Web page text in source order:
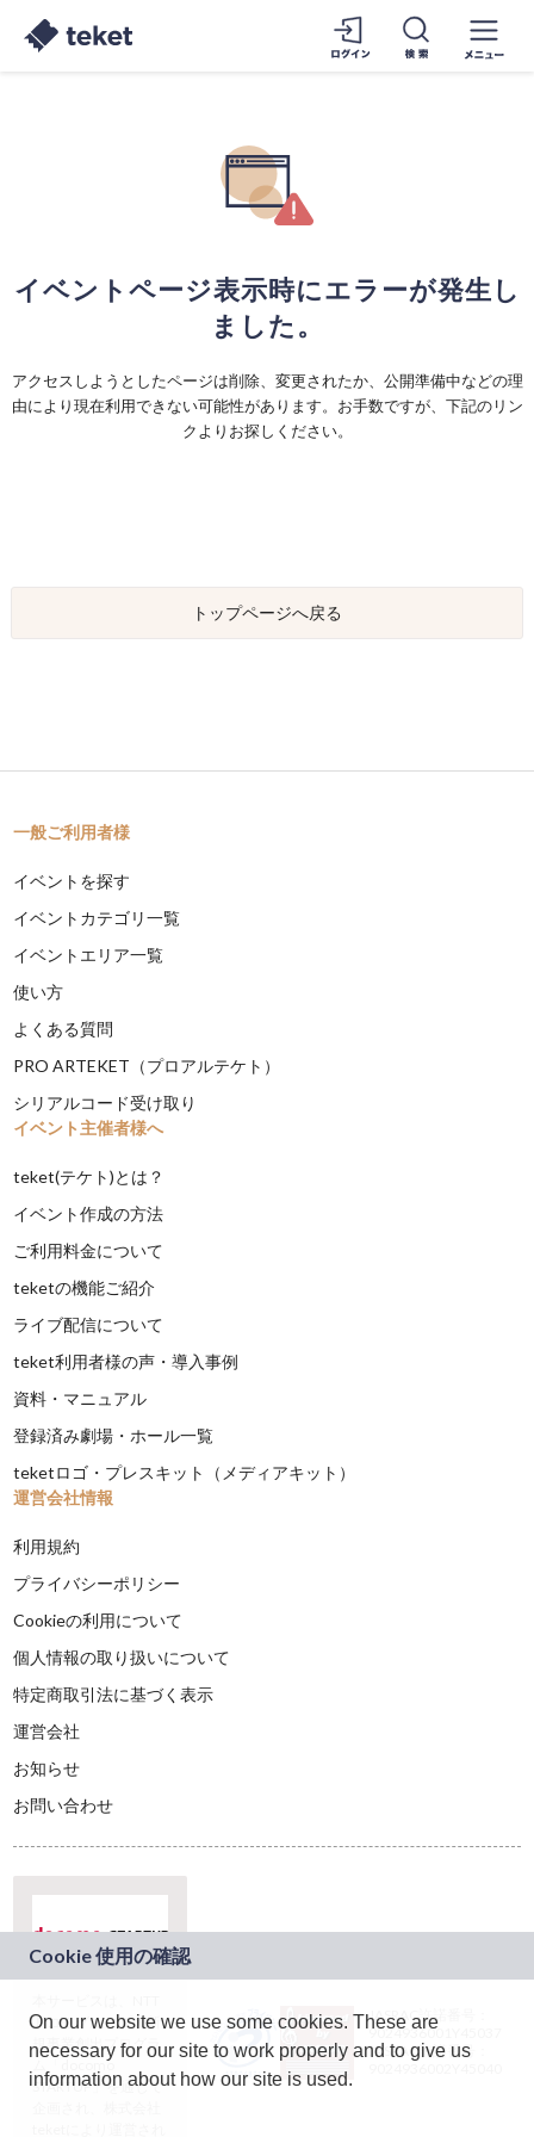
イベントページ表示時にエラーが発生し
ました。
アクセスしようとしたページは削除、変更されたか、公開準備中などの理
由により現在利用できない可能性があります。お手数ですが、下記のリン
クよりお探しください。
トップページへ戻る
一般ご利用者様
イベントを探す
イベントカテゴリ一覧
イベントエリア一覧
使い方
よくある質問
PRO ARTEKET（プロアルテケト）
シリアルコード受け取り
イベント主催者様へ
teket(テケト)とは？
イベント作成の方法
ご利用料金について
teketの機能ご紹介
ライブ配信について
teket利用者様の声・導入事例
資料・マニュアル
登録済み劇場・ホール一覧
teketロゴ・プレスキット（メディアキット）
運営会社情報
利用規約
プライバシーポリシー
Cookieの利用について
個人情報の取り扱いについて
特定商取引法に基づく表示
運営会社
お知らせ
お問い合わせ
ドコモグループの新
規事業創出プログラ
ム「docomo
STARTUP」を通じて
JASRAC許諾番号：
9024936001Y45037
JASRAC許諾番号：
On our website we use some cookies. These are
necessary for our site to work properly and to give us
information about how our site is used.